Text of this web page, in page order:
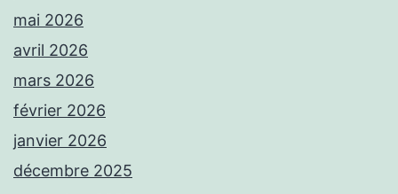
mai 2026
avril 2026
mars 2026
février 2026
janvier 2026
décembre 2025